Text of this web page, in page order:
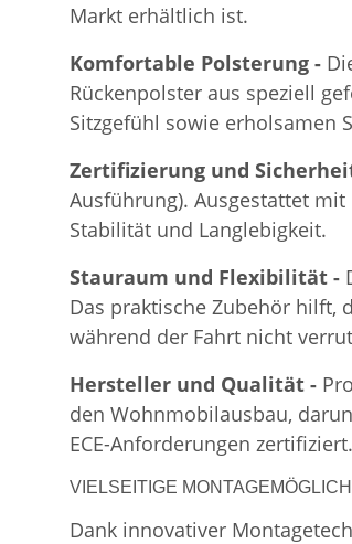
Markt erhältlich ist.
Komfortable Polsterung -
Rückenpolster aus speziell
Sitzgefühl sowie erholsamen
Zertifizierung und
Ausführung). Ausgestattet
Stabilität und Langlebigkeit.
Stauraum und Flexibilität -
Das praktische Zubehör hilft,
während der Fahrt nicht
Hersteller und Qualität -
den Wohnmobilausbau,
ECE-Anforderungen zertifiziert.
VIELSEITIGE
Dank innovativer